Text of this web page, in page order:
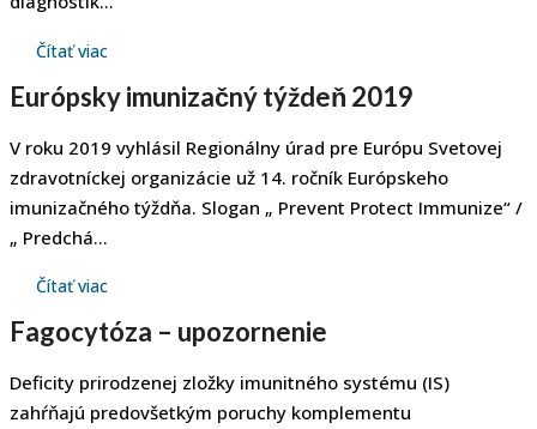
Čítať viac
Európsky imunizačný týždeň 2019
V roku 2019 vyhlásil Regionálny úrad pre Európu Svetovej
zdravotníckej organizácie už 14. ročník Európskeho
imunizačného týždňa. Slogan „ Prevent Protect Immunize“ /
„ Predchá...
Čítať viac
Fagocytóza – upozornenie
Deficity prirodzenej zložky imunitného systému (IS)
zahŕňajú predovšetkým poruchy komplementu